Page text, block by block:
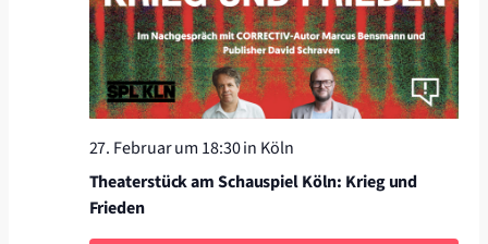
27. Februar um 18:30in Köln
Theaterstück am Schauspiel Köln: Krieg und
Frieden